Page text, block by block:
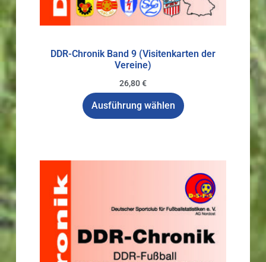
DDR-Chronik Band 9 (Visitenkarten der
Vereine)
26,80€
Ausführung wählen